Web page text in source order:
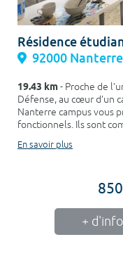
Résidence
92000 Nanterre
19.43 km- Proche de
Défense, au cœur d’un
Nanterre campus vous
fonctionnels. Ils sont
En savoir plus
+